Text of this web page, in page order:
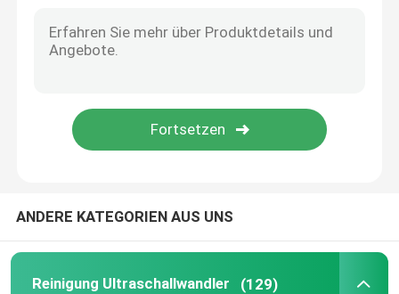
Ultraschallreaktor
piezoelektrische keramische Disketten
ANDERE KATEGORIEN AUS UNS
Reinigung Ultraschallwandler (129)